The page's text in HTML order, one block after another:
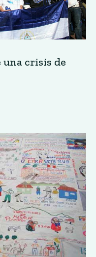
una crisis de